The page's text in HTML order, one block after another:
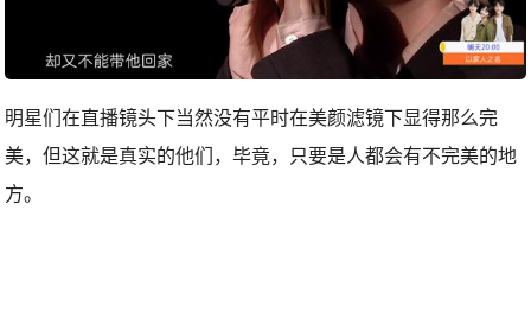
明星们在直播镜头下当然没有平时在美颜滤镜下显得那么完
美，但这就是真实的他们，毕竟，只要是人都会有不完美的地
方。